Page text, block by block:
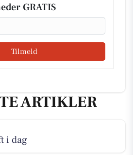
GRATIS
Tilmeld
ARTIKLER
i dag